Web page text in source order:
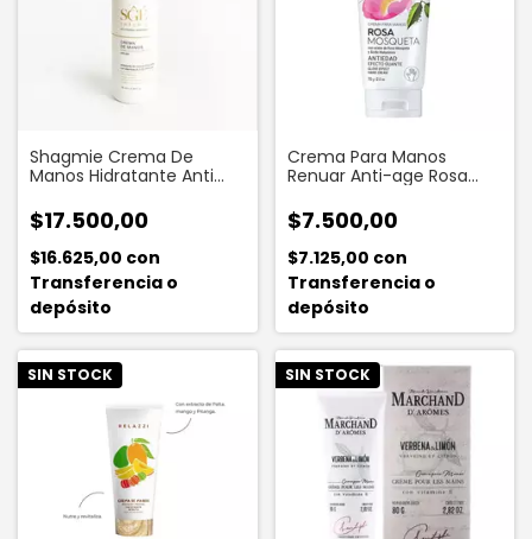
Shagmie Crema De
Manos Hidratante Anti
$17.500,00
$16.625,00 con
Transferencia o
depósito
Crema Para Manos
Renuar Anti-age Rosa
$7.500,00
$7.125,00 con
Transferencia o
depósito
SIN STOCK SIN STOCK